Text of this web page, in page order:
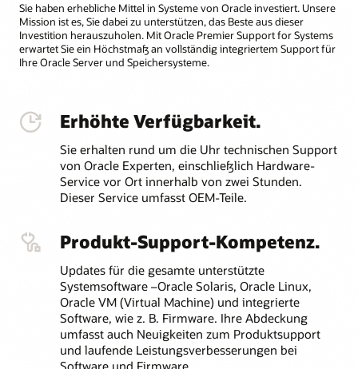
Sie haben erhebliche Mittel in Systeme von Oracle investiert. Unsere
Mission ist es, Sie dabei zu unterstützen, das Beste aus dieser
Investition herauszuholen. Mit Oracle Premier Support for Systems
erwartet Sie ein Höchstmaß an vollständig integriertem Support für
Ihre Oracle Server und Speichersysteme.
Erhöhte Verfügbarkeit.
Sie erhalten rund um die Uhr technischen Support
von Oracle Experten, einschließlich Hardware-
Service vor Ort innerhalb von zwei Stunden.
Dieser Service umfasst OEM-Teile.
Produkt-Support-Kompetenz.
Updates für die gesamte unterstützte
Systemsoftware –Oracle Solaris, Oracle Linux,
Oracle VM (Virtual Machine) und integrierte
Software, wie z. B. Firmware. Ihre Abdeckung
umfasst auch Neuigkeiten zum Produktsupport
und laufende Leistungsverbesserungen bei
Software und Firmware.